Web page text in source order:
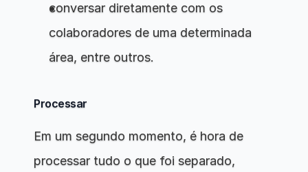
conversar diretamente com os
colaboradores de uma determinada
área, entre outros.
Processar
Em um segundo momento, é hora de
processar tudo o que foi separado,